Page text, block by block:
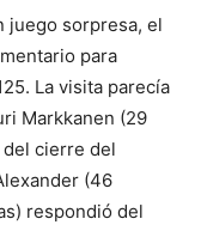
juego sorpresa, el
para
La visita parecía
Markkanen (29
cierre del
(46
respondió del